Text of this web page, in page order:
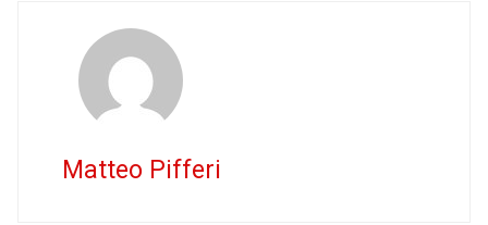
Matteo Pifferi